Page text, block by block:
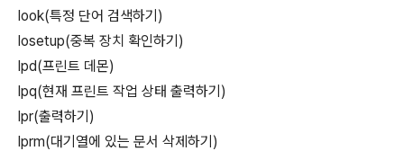
look(특정 단어 검색하기)
losetup(중복 장치 확인하기)
lpd(프린트 데몬)
lpq(현재 프린트 작업 상태 출력하기)
lpr(출력하기)
lprm(대기열에 있는 문서 삭제하기)